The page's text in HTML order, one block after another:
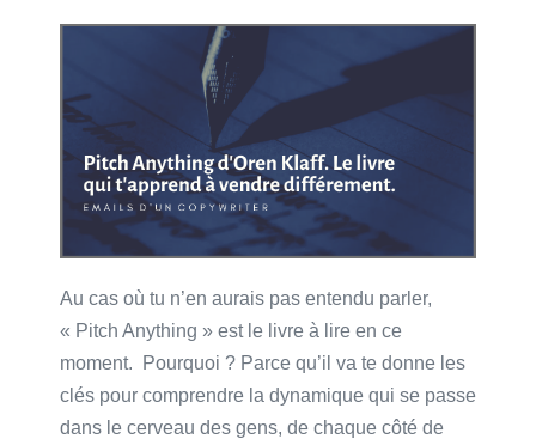
d’Oren
Klaff
nouvelle
façon
de
vendre
Au cas où tu n’en aurais pas entendu parler,
« Pitch Anything » est le livre à lire en ce
moment. Pourquoi ? Parce qu’il va te donne les
clés pour comprendre la dynamique qui se passe
dans le cerveau des gens, de chaque côté de